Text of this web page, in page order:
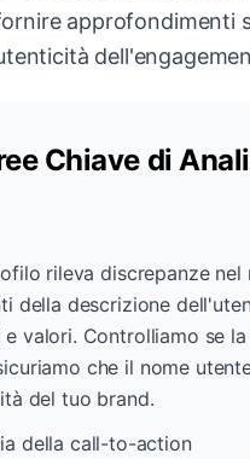
approfondimenti
Chiave di
rileva discrepanze nel
della descrizione
valori. Controlliamo se
che il nome
del tuo brand.
della call-to-action